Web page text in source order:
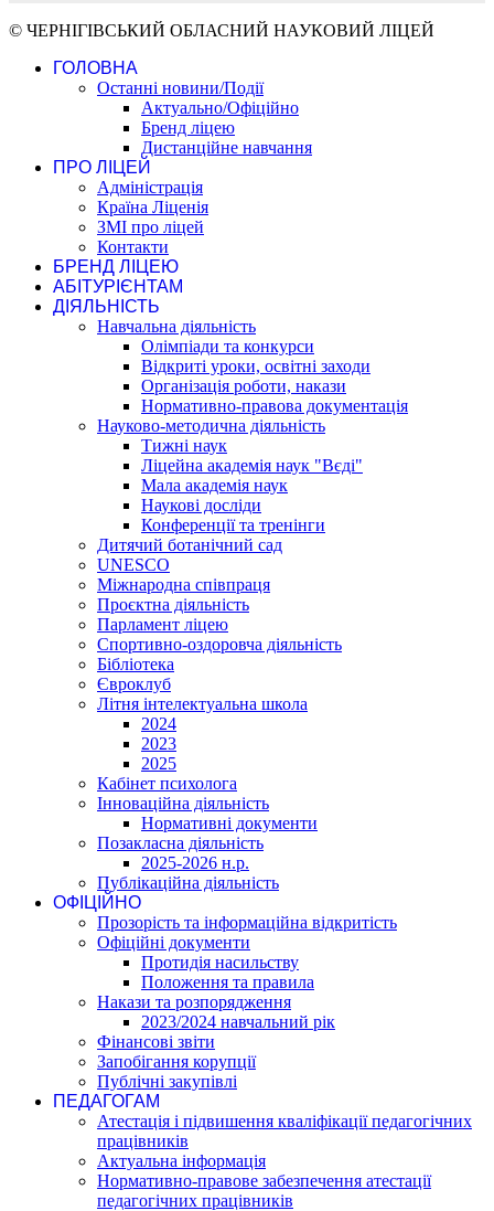
© ЧЕРНІГІВСЬКИЙ ОБЛАСНИЙ НАУКОВИЙ ЛІЦЕЙ
ГОЛОВНА
Останні новини/Події
Актуально/Офіційно
Бренд ліцею
Дистанційне навчання
ПРО ЛІЦЕЙ
Адміністрація
Країна Ліценія
ЗМІ про ліцей
Контакти
БРЕНД ЛІЦЕЮ
АБІТУРІЄНТАМ
ДІЯЛЬНІСТЬ
Навчальна діяльність
Олімпіади та конкурси
Відкриті уроки, освітні заходи
Організація роботи, накази
Нормативно-правова документація
Науково-методична діяльність
Тижні наук
Ліцейна академія наук "Вєді"
Мала академія наук
Наукові досліди
Конференції та тренінги
Дитячий ботанічний сад
UNESCO
Міжнародна співпраця
Проєктна діяльність
Парламент ліцею
Спортивно-оздоровча діяльність
Бібліотека
Євроклуб
Літня інтелектуальна школа
2024
2023
2025
Кабінет психолога
Інноваційна діяльність
Нормативні документи
Позакласна діяльність
2025-2026 н.р.
Публікаційна діяльність
ОФІЦІЙНО
Прозорість та інформаційна відкритість
Офіційні документи
Протидія насильству
Положення та правила
Накази та розпорядження
2023/2024 навчальний рік
Фінансові звіти
Запобігання корупції
Публічні закупівлі
ПЕДАГОГАМ
Атестація і підвишення кваліфікації педагогічних
працівників
Актуальна інформація
Нормативно-правове забезпечення атестації
педагогічних працівників